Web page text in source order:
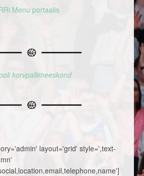
Menu portaalis
korvpallimeeskond
layout='grid' style=',text-